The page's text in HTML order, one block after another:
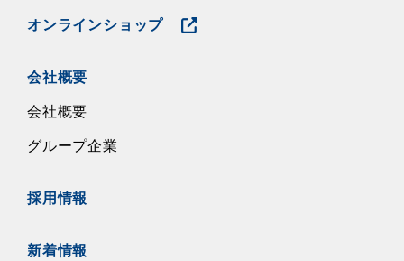
オンラインショップ
会社概要
会社概要
グループ企業
採用情報
新着情報